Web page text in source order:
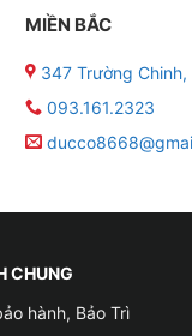
MIỀN BẮC
347 Trường
093.161.2323
CHUNG
hành, Bảo Trì